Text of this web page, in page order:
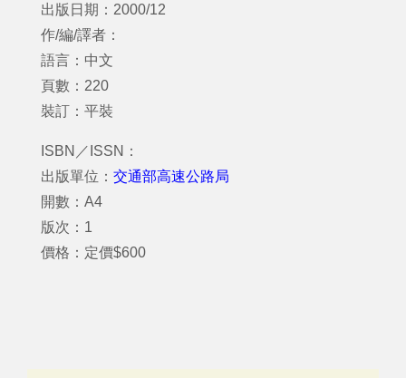
出版日期：2000/12
作/編/譯者：
語言：中文
頁數：220
裝訂：平裝
ISBN／ISSN：
出版單位： 交通部高速公路局
開數：A4
版次：1
價格：定價$600